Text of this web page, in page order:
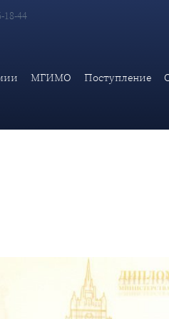
18-44
МГИМО Поступление
академию МИД России